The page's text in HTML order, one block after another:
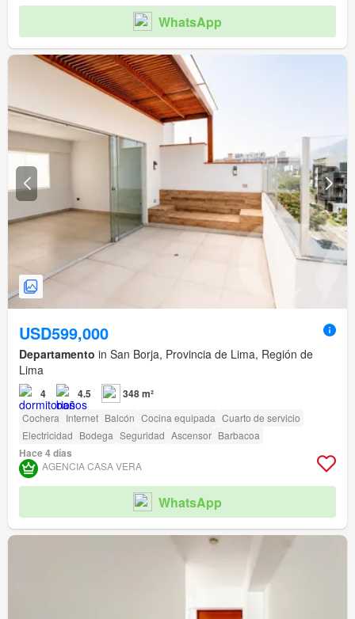
WhatsApp
USD599,000
Departamento in San Borja, Provincia de Lima, Región de
Lima
4 4.5 348 m²
Cochera Internet Balcón Cocina equipada Cuarto de servicio
Electricidad Bodega Seguridad Ascensor Barbacoa
Hace 4 días
AGENCIA CASA VERA
WhatsApp